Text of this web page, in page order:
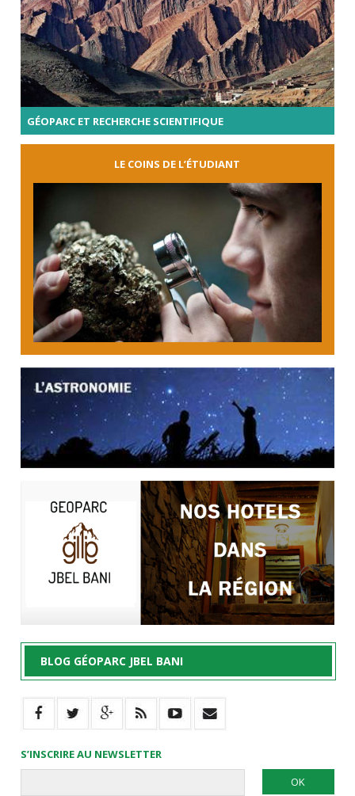
GÉOPARC ET RECHERCHE SCIENTIFIQUE
LE COINS DE L’ÉTUDIANT
BLOG GÉOPARC JBEL BANI
S’INSCRIRE AU NEWSLETTER